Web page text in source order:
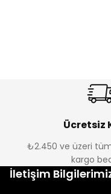
Ücretsiz
₺2.450 ve üzeri
kargo
İletişim